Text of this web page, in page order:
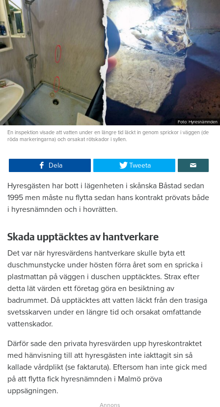
Foto: Hyresnämnden
En inspektion visade att vatten under en längre tid läckt in genom sprickor i väggen (de
röda markeringarna) och orsakat rötskador i syllen.
Dela Tweeta
Hyresgästen har bott i lägenheten i skånska Båstad sedan
1995 men måste nu flytta sedan hans kontrakt prövats både
i hyresnämnden och i hovrätten.
Skada upptäcktes av hantverkare
Det var när hyresvärdens hantverkare skulle byta ett
duschmunstycke under hösten förra året som en spricka i
plastmattan på väggen i duschen upptäcktes. Strax efter
detta lät värden ett företag göra en besiktning av
badrummet. Då upptäcktes att vatten läckt från den trasiga
svetsskarven under en längre tid och orsakat omfattande
vattenskador.
Därför sade den privata hyresvärden upp hyreskontraktet
med hänvisning till att hyresgästen inte iakttagit sin så
kallade vårdplikt (se faktaruta). Eftersom han inte gick med
på att flytta fick hyresnämnden i Malmö pröva
uppsägningen.